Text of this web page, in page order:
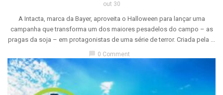
out 30
A Intacta, marca da Bayer, aproveita o Halloween para lançar uma
campanha que transforma um dos maiores pesadelos do campo – as
pragas da soja – em protagonistas de uma série de terror. Criada pela ...
chat_bubble 0 Comment